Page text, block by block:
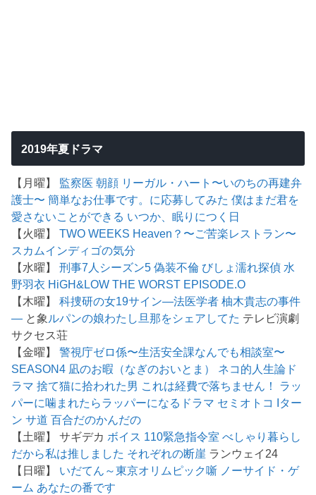
2019年夏ドラマ
【月曜】 監察医 朝顔 リーガル・ハート〜いのちの再建弁
護士〜 簡単なお仕事です。に応募してみた 僕はまだ君を
愛さないことができる いつか、眠りにつく日
【火曜】TWO WEEKS Heaven？〜ご苦楽レストラン〜
スカムインディゴの気分
【水曜】刑事7人シーズン5 偽装不倫 びしょ濡れ探偵 水
野羽衣 HiGH&LOW THE WORST EPISODE.O
【木曜】科捜研の女19サイン―法医学者 柚木貴志の事件
― と象 ルパンの娘わたし旦那をシェアしてた テレビ演劇
サクセス荘
【金曜】警視庁ゼロ係〜生活安全課なんでも相談室〜
SEASON4 凪のお暇（なぎのおいとま）
ネコ的人生論ド
ラマ 捨て猫に拾われた男 これは経費で落ちません！
ラッ
パーに噛まれたらラッパーになるドラマ セミオトコ Iター
ン サ道 百合だのかんだの
【土曜】 サギデカ ボイス 110緊急指令室 べしゃり暮らし
だから私は推しました それぞれの断崖 ランウェイ24
【日曜】 いだてん～東京オリムピック噺 ノーサイド・ゲ
ーム あなたの番です